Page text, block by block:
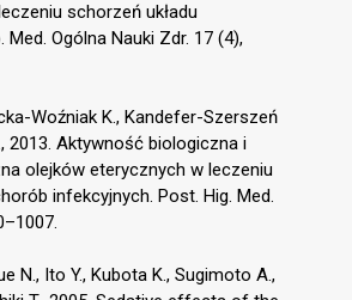
schorzeń układu
Ogólna Nauki Zdr. 17 (4),
Woźniak K., Kandefer-Szerszeń
2013. Aktywność biologiczna i
olejków eterycznych w leczeniu
infekcyjnych. Post. Hig. Med.
N., Ito Y., Kubota K., Sugimoto A.,